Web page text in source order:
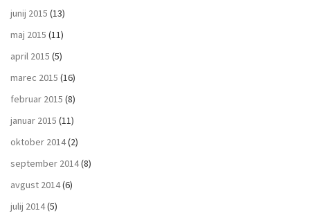
junij 2015 (13)
maj 2015 (11)
april 2015 (5)
marec 2015 (16)
februar 2015 (8)
januar 2015 (11)
oktober 2014(2)
september 2014(8)
avgust 2014(6)
julij 2014(5)